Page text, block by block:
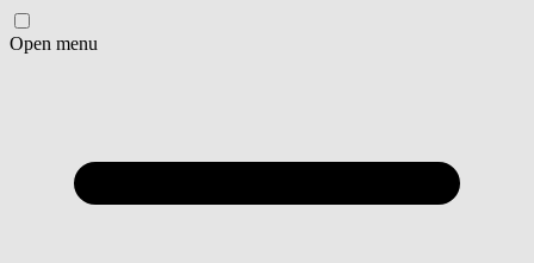
Open menu